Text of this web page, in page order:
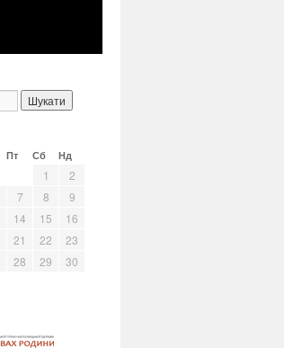
Пт Сб Нд
1
2
7 8
9
14 15
16
21 22
23
28 29
30